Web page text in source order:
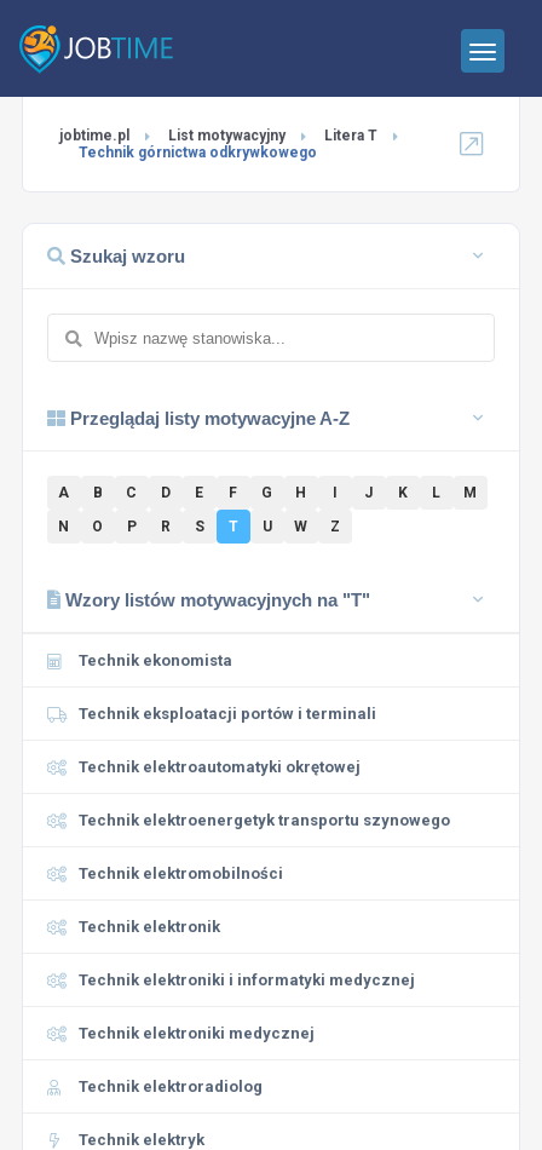
jobtime.pl List motywacyjny
Litera T
Technik górnictwa odkrywkowego
Szukaj wzoru
Przeglądaj listy motywacyjne A-Z
A B C D E F G H J K L
M
N
O P R S T U W Z
Wzory listów motywacyjnych na "T"
Technik ekonomista
Technik eksploatacji portów i terminali
Technik elektroautomatyki okrętowej
Technik elektroenergetyk transportu szynowego
Technik elektromobilności
Technik elektronik
Technik elektroniki i informatyki medycznej
Technik elektroniki medycznej
Technik elektroradiolog
Technik elektryk